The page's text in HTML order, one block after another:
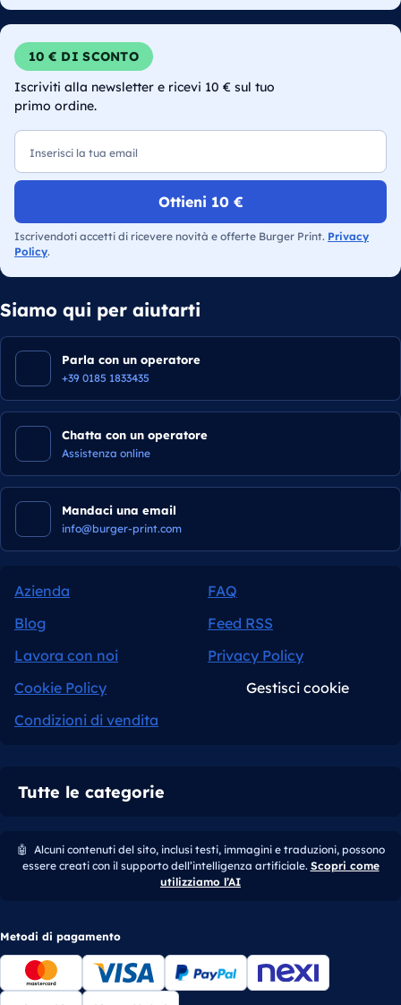
10 € DI SCONTO
Iscriviti alla newsletter e ricevi 10 € sul tuo
primo ordine.
Ottieni 10 €
Iscrivendoti accetti di ricevere novità e offerte Burger Print. Privacy
Policy.
Siamo qui per aiutarti
Parla con un operatore
+39 0185 1833435
Chatta con un operatore
Assistenza online
Mandaci una email
info@burger-print.com
Azienda
FAQ
Blog
Feed RSS
Lavora con noi
Privacy Policy
Cookie Policy
Gestisci cookie
Condizioni di vendita
Tutte le categorie
🤖 Alcuni contenuti del sito, inclusi testi, immagini e traduzioni, possono
essere creati con il supporto dell’intelligenza artificiale. Scopri come
utilizziamo l’AI
Metodi di pagamento